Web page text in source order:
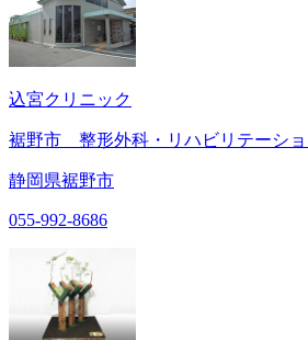
込宮クリニック
裾野市 整形外科・リハビリテーシ
静岡県裾野市
055-992-8686